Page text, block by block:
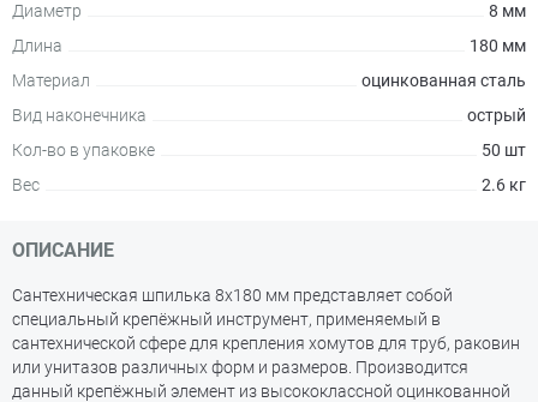
Диаметр
8 мм
Длина
180 мм
Материал
оцинкованная сталь
Вид наконечника
острый
Кол-во в упаковке
50 шт
Вес
2.6 кг
ОПИСАНИЕ
Сантехническая шпилька 8х180 мм представляет собой
специальный крепёжный инструмент, применяемый в
сантехнической сфере для крепления хомутов для труб, раковин
или унитазов различных форм и размеров. Производится
данный крепёжный элемент из высококлассной оцинкованной